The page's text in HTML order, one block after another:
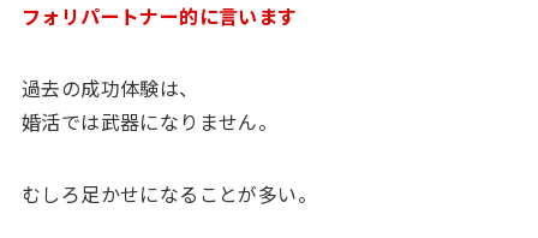
フォリパートナー的に言います
過去の成功体験は、
婚活では武器になりません。
むしろ足かせになることが多い。